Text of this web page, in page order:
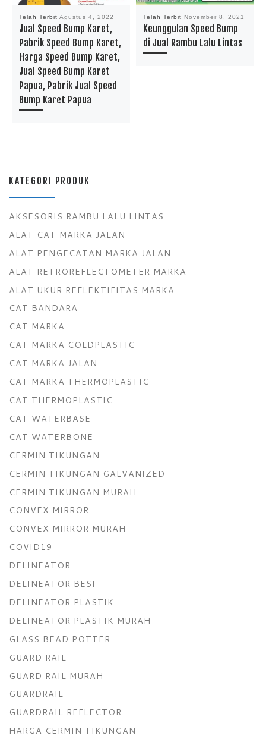
Telah Terbit Agustus 4, 2022
Jual Speed Bump Karet,
Pabrik Speed Bump Karet,
Harga Speed Bump Karet,
Jual Speed Bump Karet
Papua, Pabrik Jual Speed
Bump Karet Papua
Telah Terbit November 8, 2021
Keunggulan Speed Bump
di Jual Rambu Lalu Lintas
KATEGORI PRODUK
AKSESORIS RAMBU LALU LINTAS
ALAT CAT MARKA JALAN
ALAT PENGECATAN MARKA JALAN
ALAT RETROREFLECTOMETER MARKA
ALAT UKUR REFLEKTIFITAS MARKA
CAT BANDARA
CAT MARKA
CAT MARKA COLDPLASTIC
CAT MARKA JALAN
CAT MARKA THERMOPLASTIC
CAT THERMOPLASTIC
CAT WATERBASE
CAT WATERBONE
CERMIN TIKUNGAN
CERMIN TIKUNGAN GALVANIZED
CERMIN TIKUNGAN MURAH
CONVEX MIRROR
CONVEX MIRROR MURAH
COVID19
DELINEATOR
DELINEATOR BESI
DELINEATOR PLASTIK
DELINEATOR PLASTIK MURAH
GLASS BEAD POTTER
GUARD RAIL
GUARD RAIL MURAH
GUARDRAIL
GUARDRAIL REFLECTOR
HARGA CERMIN TIKUNGAN